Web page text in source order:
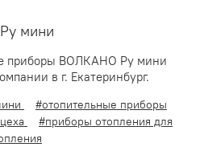
мини
приборы ВОЛКАНО Ру мини
в г. Екатеринбург.
#отопительные приборы
#приборы отопления для